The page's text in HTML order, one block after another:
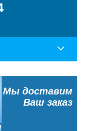
Мы доставим
Ваш заказ